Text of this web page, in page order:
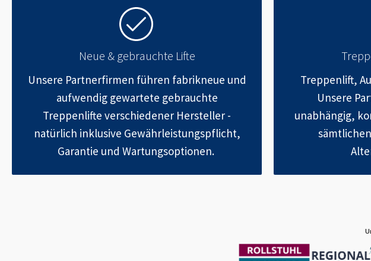
Neue & gebrauchte Lifte
Unsere Partnerfirmen führen fabrikneue und
aufwendig gewartete gebrauchte
Treppenlifte verschiedener Hersteller -
natürlich inklusive Gewährleistungspflicht,
Garantie und Wartungsoptionen.
Treppenlift,
Unsere
unabhängig,